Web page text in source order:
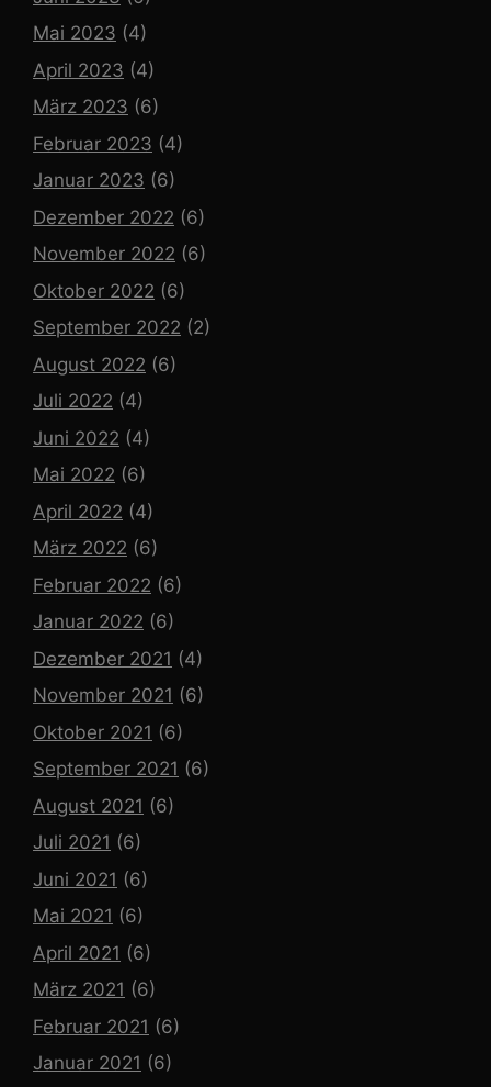
Mai 2023 (4)
April 2023 (4)
März 2023 (6)
Februar 2023 (4)
Januar 2023 (6)
Dezember 2022 (6)
November 2022 (6)
Oktober 2022 (6)
September 2022 (2)
August 2022 (6)
Juli 2022 (4)
Juni 2022 (4)
Mai 2022 (6)
April 2022 (4)
März 2022 (6)
Februar 2022 (6)
Januar 2022 (6)
Dezember 2021 (4)
November 2021 (6)
Oktober 2021 (6)
September 2021 (6)
August 2021 (6)
Juli 2021 (6)
Juni 2021 (6)
Mai 2021 (6)
April 2021 (6)
März 2021 (6)
Februar 2021 (6)
Januar 2021 (6)